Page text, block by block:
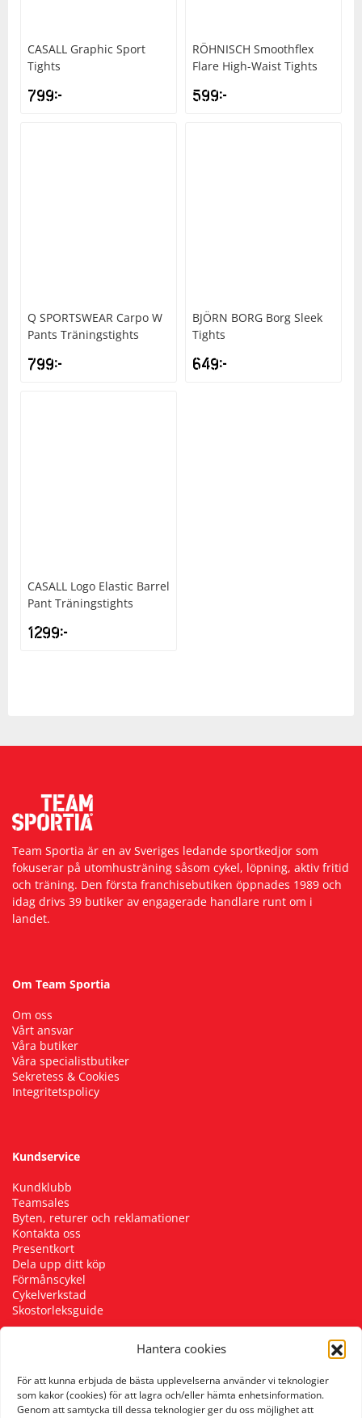
Hantera cookies
För att kunna erbjuda de bästa upplevelserna använder vi teknologier
som kakor (cookies) för att lagra och/eller hämta enhetsinformation.
Genom att samtycka till dessa teknologier ger du oss möjlighet att
CASALL Graphic Sport
Tights
799kr
RÖHNISCH Smoothflex
Flare High-Waist Tights
599kr
Q SPORTSWEAR Carpo W
Pants Träningstights
799kr
BJÖRN BORG Borg Sleek
Tights
649kr
CASALL Logo Elastic Barrel
Pant Träningstights
1299kr
Team Sportia är en av Sveriges ledande sportkedjor som
fokuserar på utomhusträning såsom cykel, löpning, aktiv fritid
och träning. Den första franchisebutiken öppnades 1989 och
idag drivs 39 butiker av engagerade handlare runt om i
landet.
Om Team Sportia
Om oss
Vårt ansvar
Våra butiker
Våra specialistbutiker
Sekretess & Cookies
Integritetspolicy
Kundservice
Kundklubb
Teamsales
Byten, returer och reklamationer
Kontakta oss
Presentkort
Dela upp ditt köp
Förmånscykel
Cykelverkstad
Skostorleksguide
Följ oss